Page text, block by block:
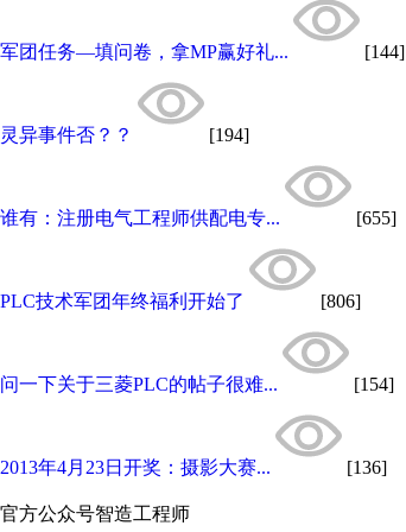
军团任务—填问卷，拿MP赢好礼... [144]
灵异事件否？？ [194]
谁有：注册电气工程师供配电专... [655]
PLC技术军团年终福利开始了 [806]
问一下关于三菱PLC的帖子很难... [154]
2013年4月23日开奖：摄影大赛... [136]
官方公众号智造工程师